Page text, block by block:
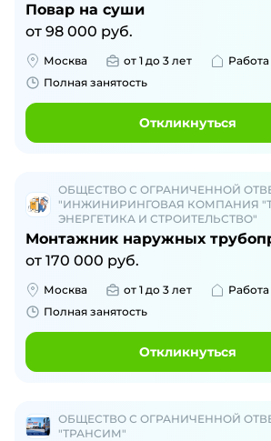
Повар на суши
от 98 000 руб.
Москва от 1 до 3 лет
Полная занятость
Откликнуться
ОБЩЕСТВО С ОГРАНИЧЕННОЙ
"ИНЖИНИРИНГОВАЯ КОМПАНИЯ
ЭНЕРГЕТИКА И СТРОИТЕЛЬСТВО"
Монтажник наружных
от 170 000 руб.
Москва от 1 до 3 лет
Полная занятость
Откликнуться
ОБЩЕСТВО С ОГРАНИЧЕННОЙ
"ТРАНСИМ"